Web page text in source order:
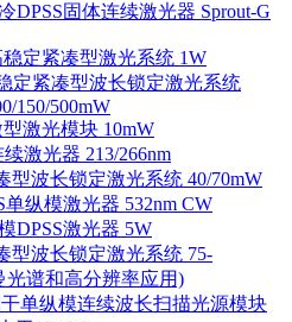
DPSS固体连续激光器 Sprout-G
稳定紧凑型激光系统 1W
定紧凑型波长锁定激光系统
150/500mW
型激光模块 10mW
激光器 213/266nm
型波长锁定激光系统 40/70mW
纵模激光器 532nm CW
DPSS激光器 5W
型波长锁定激光系统 75-
光谱和高分辨率应用)
单纵模连续波长扫描光源模块